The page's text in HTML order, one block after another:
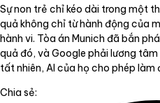
Sự non trẻ chỉ kéo dài trong một
quả không chỉ từ hành động của
hành vi. Tòa án Munich đã bắn
quả đó, và Google phải lương
tất nhiên, AI của họ cho phép làm
Chia sẻ: